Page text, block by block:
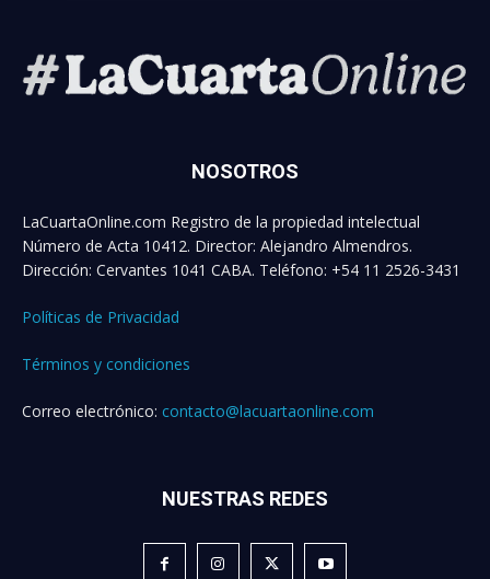
NOSOTROS
LaCuartaOnline.com Registro de la propiedad intelectual
Número de Acta 10412. Director: Alejandro Almendros.
Dirección: Cervantes 1041 CABA. Teléfono: +54 11 2526-3431
Políticas de Privacidad
Términos y condiciones
Correo electrónico: contacto@lacuartaonline.com
NUESTRAS REDES